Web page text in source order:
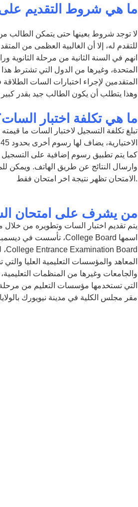
ما هي شروط التقديم على
لا توجد شروط بعينها حتى يتمكن الطالب من
للتقدم له، إلا أن الغالبية العظمى من
انهم في السنة الثانية من مرحلة الثانوية
المتحدة، وغيرها من الدول التي تشترط هذا
المتقدمين لإجراء اختبارات السات الطلاقة
وهذا يتطلب أن يكون الطالب جيد بقدر كبير
ما هي تكلفة اختبار
كما يتم تطبيق رسوم إضافية على التسجيل
وارسال النتائج عن طريق الهاتف. ويمكن
الامتحان تظهر نتيجة اخر امتحان فقط.
من يشرف على امتحان
يتم تقديم اختبار السات وتطويره من خلال
اسمها College Board، تأسست في ديسمبر من عام 1899 باسم
College Entrance Examination Board،
والجامعات وغيرها من المنظمات
التي تستخدمها مؤسسات التعليم من
مقر مجلس الكلية في مدينة نيويورك